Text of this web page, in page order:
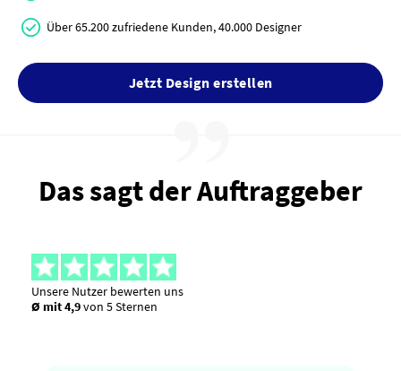
Über 65.200 zufriedene Kunden, 40.000 Designer
Jetzt Design erstellen
Das sagt der Auftraggeber
Unsere Nutzer bewerten uns
Ø mit 4,9von 5 Sternen